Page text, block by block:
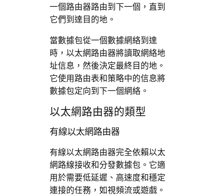
一個路由器路由到下一個，直到
它們到達目的地。
當數據包從一個數據網絡到達
時，以太網路由器將讀取網絡地
址信息，然後決定最終目的地。
它使用路由表和策略中的信息將
數據包定向到下一個網絡。
以太網路由器的類型
有線以太網路由器
有線以太網路由器完全依賴以太
網路線接收和分發數據包。它適
用於需要低延遲、高速度和穩定
連接的任務，如視頻流或遊戲。